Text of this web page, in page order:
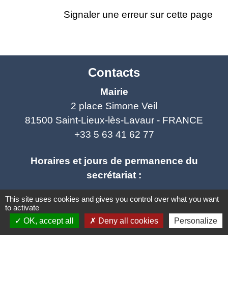
Signaler une erreur sur cette page
Contacts
Mairie
2 place Simone Veil
81500 Saint-Lieux-lès-Lavaur - FRANCE
+33 5 63 41 62 77
Horaires et jours de permanence du
secrétariat :
- Lundi : fermé
- Mardi : ouvert de 9h à 12h et de 14h à 19h
- Mercredi : ouvert de 9h à 12h - fermé l'après
This site uses cookies and gives you control over what you want
to activate
OK, accept all
Deny all cookies Personalize